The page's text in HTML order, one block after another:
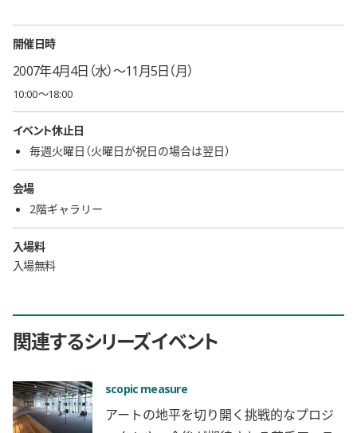
開催日時
2007年4月4日（水）〜11月5日（月）
10:00〜18:00
イベント休止日
毎週火曜日（火曜日が祝日の場合は翌日）
会場
2階ギャラリー
入場料
入場無料
関連するシリーズイベント
scopic measure
アートの地平を切り開く挑戦的なプロジ